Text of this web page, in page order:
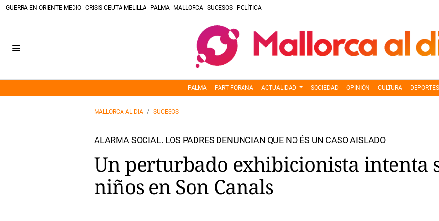
GUERRA EN ORIENTE MEDIO CRISIS CEUTA-MELILLA PALMA MALLORCA SUCESOS POLÍTICA
PALMA PART FORANA ACTUALIDAD SOCIEDAD OPINIÓN CULTURA DEPORTES
MALLORCA AL DIA SUCESOS
ALARMA SOCIAL. LOS PADRES DENUNCIAN QUE NO ÉS UN CASO AISLADO
Un perturbado exhibicionista intenta
niños en Son Canals